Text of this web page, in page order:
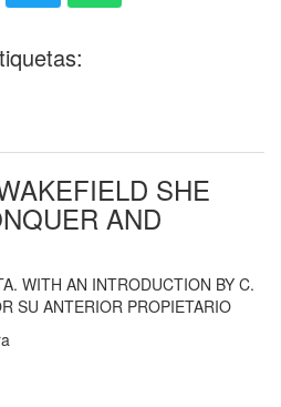
SHE
AND
WITH AN INTRODUCTION BY C.
SU ANTERIOR PROPIETARIO